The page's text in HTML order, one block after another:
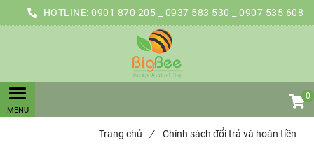
HOTLINE: 0901 870 205 _ 0937 583 530 _ 0907 535 608
0
Trang chủ / Chính sách đổi trả và hoàn tiền